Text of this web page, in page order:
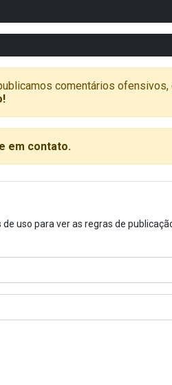
publicamos comentários
em contato.
uso para ver as regras de